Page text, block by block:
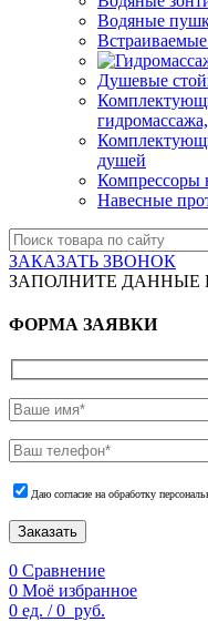
Водяные
Душевые
душей
Компрессоры
Навесные
ЗАКАЗАТЬ ЗВОНОК
ЗАПОЛНИТЕ
ФОРМА ЗАЯВКИ
Даю согласие на обработку
Заказать
0 Сравнение
0 Моё избранное
0 ед. / 0 руб.